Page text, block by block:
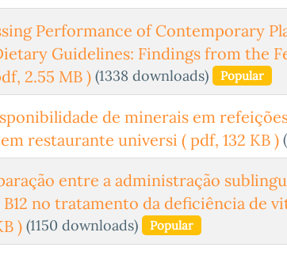
Performance of Contemporary
Guidelines: Findings from the
2.55 MB ) (1338 downloads) Popular
de minerais em
restaurante universi ( pdf, 132 KB )
entre a administração
no tratamento da deficiência de
) (1150 downloads) Popular